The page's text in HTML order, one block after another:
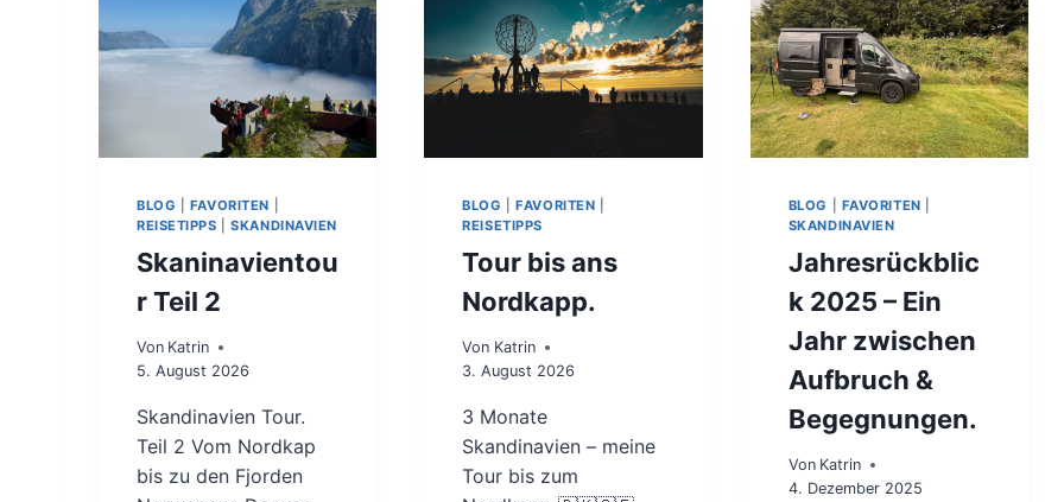
BLOG FAVORITEN
REISETIPPS |SKANDINAVIEN
Skaninavientou
r Teil 2
Von Katrin
5. August 2026
Skandinavien Tour.
Teil 2 Vom Nordkap
bis zu den Fjorden
BLOG |FAVORITEN
REISETIPPS
Tour bis ans
Nordkapp.
Von Katrin
3. August 2026
3 Monate
Skandinavien – meine
Tour bis zum
BLOG FAVORITEN
SKANDINAVIEN
Jahresrückblic
k 2025 – Ein
Jahr zwischen
Aufbruch &
Begegnungen.
Von Katrin
4. Dezember 2025